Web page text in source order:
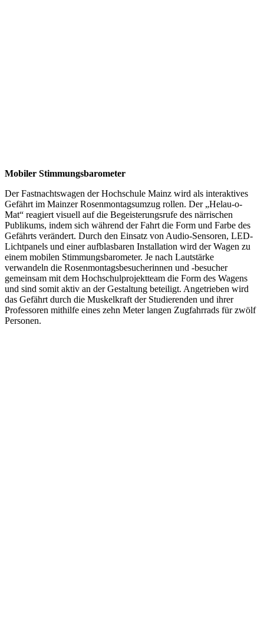
Mobiler Stimmungsbarometer
Der Fastnachtswagen der Hochschule Mainz wird als interaktives
Gefährt im Mainzer Rosenmontagsumzug rollen. Der „Helau-o-
Mat“ reagiert visuell auf die Begeisterungsrufe des närrischen
Publikums, indem sich während der Fahrt die Form und Farbe des
Gefährts verändert. Durch den Einsatz von Audio-Sensoren, LED-
Lichtpanels und einer aufblasbaren Installation wird der Wagen zu
einem mobilen Stimmungsbarometer. Je nach Lautstärke
verwandeln die Rosenmontagsbesucherinnen und -besucher
gemeinsam mit dem Hochschulprojektteam die Form des Wagens
und sind somit aktiv an der Gestaltung beteiligt. Angetrieben wird
das Gefährt durch die Muskelkraft der Studierenden und ihrer
Professoren mithilfe eines zehn Meter langen Zugfahrrads für zwölf
Personen.